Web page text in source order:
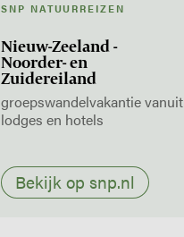
SNP NATUURREIZEN
Nieuw-Zeeland -
Noorder- en
Zuidereiland
groepswandelvakantie vanuit
lodges en hotels
Bekijk op snp.nl